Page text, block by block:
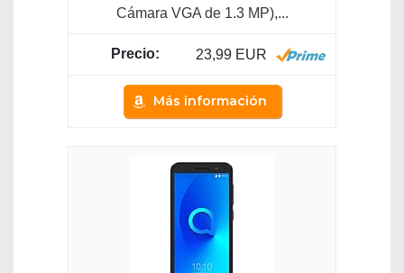
Cámara VGA de 1.3 MP),...
23,99 EUR
Más información